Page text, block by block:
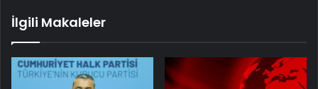
İlgili Makaleler